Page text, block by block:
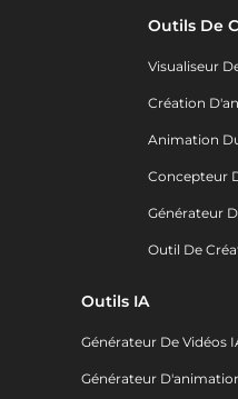
Outils De
Visualiseur
Création
Animation
Concepteur
Générateur
Outil De
Outils IA
Générateur De Vidéos
Générateur